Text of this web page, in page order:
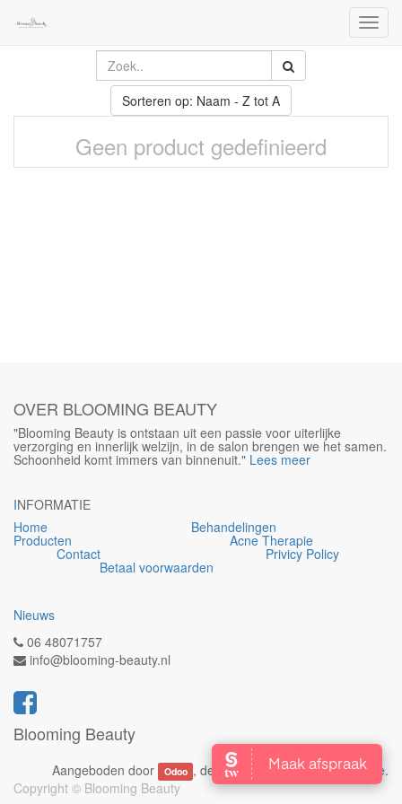
Sorteren op: Naam - Z tot A
Geen product gedefinieerd
OVER BLOOMING BEAUTY
"Blooming Beauty is ontstaan uit een passie voor uiterlijke
verzorging en innerlijk welzijn, in de salon brengen we het samen.
Schoonheid komt immers van binnenuit." Lees meer
INFORMATIE
Home Behandelingen
Producten Acne Therapie
Contact Privicy Policy
Betaal voorwaarden
Nieuws
06 48071757
info@blooming-beauty.nl
Blooming Beauty
Aangeboden door Odoo , de #1Open source e-commerce.
Copyright © Blooming Beauty